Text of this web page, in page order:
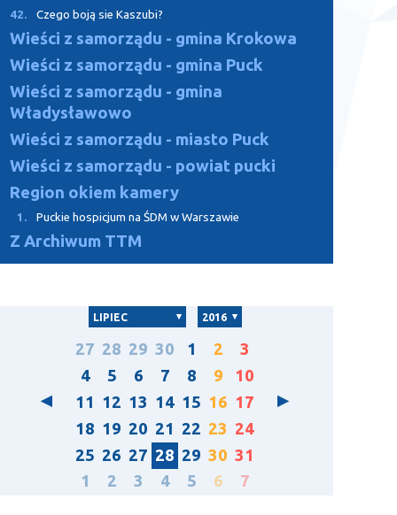
42. Czego boją sie Kaszubi?
Wieści z samorządu - gmina Krokowa
Wieści z samorządu - gmina Puck
Wieści z samorządu - gmina
Władysławowo
Wieści z samorządu - miasto Puck
Wieści z samorządu - powiat pucki
Region okiem kamery
1. Puckie hospicjum na ŚDM w Warszawie
Z Archiwum TTM
LIPIEC 2016
27 28 29 30 1 2
3
4
5 6 7 8 9
10
11 12 13 14 15 16 17
18 19 20 21 22 23 24
25 26 27 28 29 30 31
1
2 3 4 5 6 7